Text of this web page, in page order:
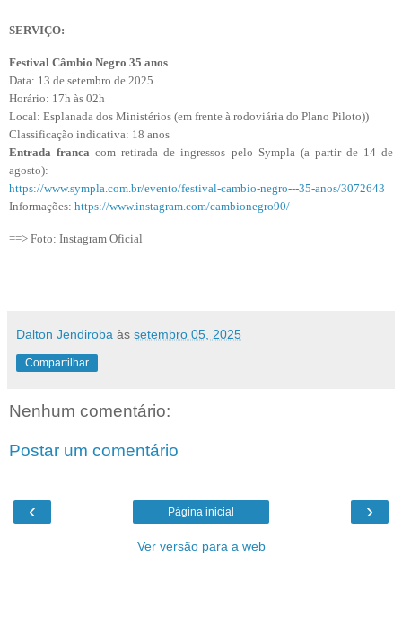
SERVIÇO:
Festival Câmbio Negro 35 anos
Data: 13 de setembro de 2025
Horário: 17h às 02h
Local: Esplanada dos Ministérios (em frente à rodoviária do Plano Piloto))
Classificação indicativa: 18 anos
Entrada franca com retirada de ingressos pelo Sympla (a partir de 14 de
agosto):
https://www.sympla.com.br/evento/festival-cambio-negro---35-anos/3072643
Informações: https://www.instagram.com/cambionegro90/
==> Foto: Instagram Oficial
Dalton Jendiroba às setembro 05, 2025
Compartilhar
Nenhum comentário:
Postar um comentário
‹ ›
Página inicial
Ver versão para a web